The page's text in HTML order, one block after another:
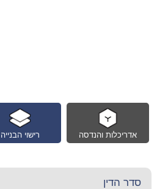
רישוי הבנייה אדריכלות והנדסה
סדר הדין